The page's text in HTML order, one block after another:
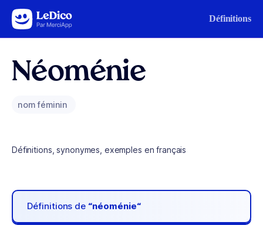
Aller au contenu Définitions
Néoménie
nom féminin
Définitions, synonymes, exemples en français
Définitions de “néoménie“